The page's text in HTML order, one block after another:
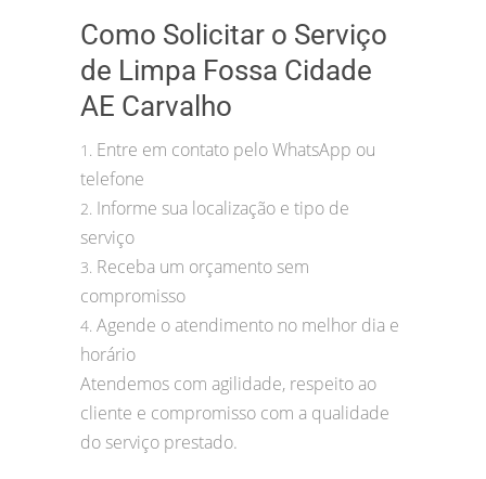
Como Solicitar o Serviço
de Limpa Fossa Cidade
AE Carvalho
1. Entre em contato pelo WhatsApp ou
telefone
2. Informe sua localização e tipo de
serviço
3. Receba um orçamento sem
compromisso
4. Agende o atendimento no melhor dia e
horário
Atendemos com agilidade, respeito ao
cliente e compromisso com a qualidade
do serviço prestado.